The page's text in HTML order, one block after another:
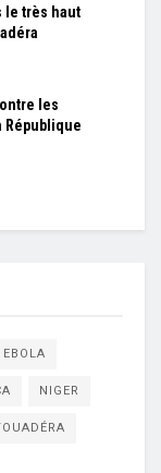
le très haut
les
République
EBOLA
NIGER